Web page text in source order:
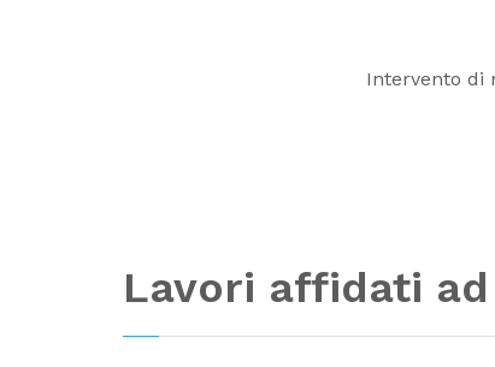
Intervento di
Lavori affidati ad